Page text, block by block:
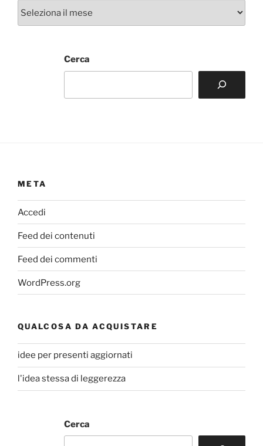
Cerca
META
Accedi
Feed dei contenuti
Feed dei commenti
WordPress.org
QUALCOSA DA ACQUISTARE
idee per presenti aggiornati
l'idea stessa di leggerezza
Cerca